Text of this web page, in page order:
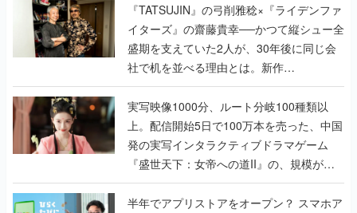
く
『TATSUJIN』の弓削雅稔×『ライデンファ
イターズ』の齋藤貴幸──かつて縦シュー全
盛期を支えていた2人が、30年後に同じ会
社で机を並べる理由とは。新作
『TATSUJIN EXTREME』で初タッグを組
んだレジェンド2人に訊く開発秘話
実写映像1000分、ルート分岐100種類以
上。配信開始5日で100万本を売った、中国
発の実写インタラクティブドラマゲーム
『盛世天下：女帝への道II』の、規模が違
うこだわりをプロデューサーに聞いた
半年でアプリストアをオープン？ スマホア